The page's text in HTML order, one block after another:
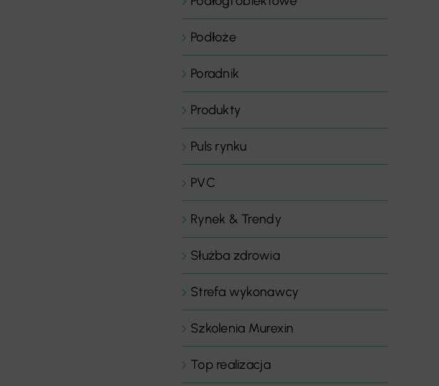
Podłoże
Poradnik
Produkty
Puls rynku
PVC
Rynek & Trendy
Służba zdrowia
Strefa wykonawcy
Szkolenia Murexin
Top realizacja